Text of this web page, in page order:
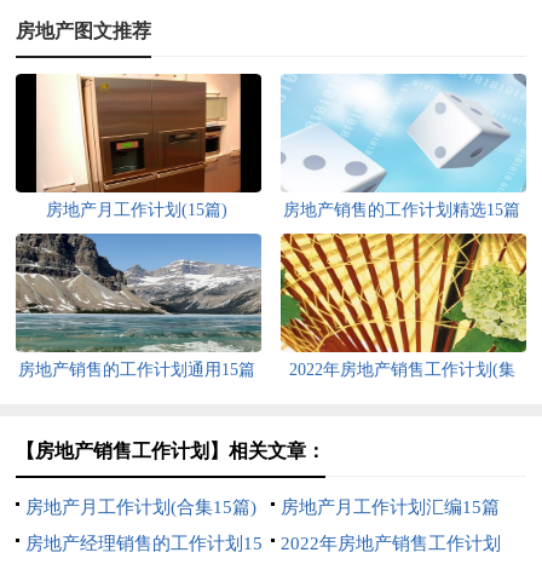
房地产图文推荐
房地产月工作计划(15篇) 房地产销售的工作计划精选15篇
房地产销售的工作计划通用15篇
2022年房地产销售工作计划(集
【房地产销售工作计划】相关文章：
房地产月工作计划(合集15篇)
房地产月工作计划汇编15篇
房地产经理销售的工作计划15
2022年房地产销售工作计划